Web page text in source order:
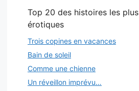
Top 20 des histoires les plus
érotiques
Trois copines en vacances
Bain de soleil
Comme une chienne
Un réveillon imprévu…